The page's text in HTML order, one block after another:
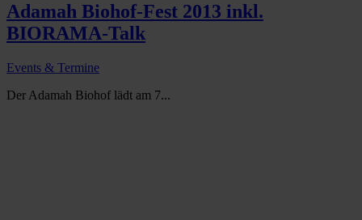
Adamah Biohof-Fest 2013 inkl.
BIORAMA-Talk
Events & Termine
Der Adamah Biohof lädt am 7...